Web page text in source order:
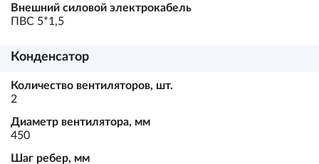
Внешний силовой электрокабель
ПВС 5*1,5
Конденсатор
Количество вентиляторов, шт.
2
Диаметр вентилятора, мм
450
Шаг ребер, мм